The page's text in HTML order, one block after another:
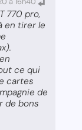
770 pro,
en tirer le
ce qui
cartes
de
de bons